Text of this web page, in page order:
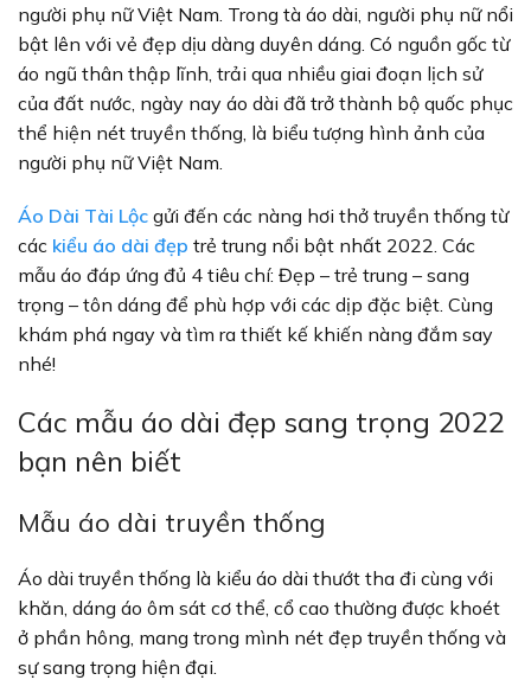
người phụ nữ Việt Nam. Trong tà áo dài, người phụ nữ nổi
bật lên với vẻ đẹp dịu dàng duyên dáng. Có nguồn gốc từ
áo ngũ thân thập lĩnh, trải qua nhiều giai đoạn lịch sử
của đất nước, ngày nay áo dài đã trở thành bộ quốc phục
thể hiện nét truyền thống, là biểu tượng hình ảnh của
người phụ nữ Việt Nam.
Áo Dài Tài Lộc gửi đến các nàng hơi thở truyền thống từ
các kiểu áo dài đẹp trẻ trung nổi bật nhất 2022. Các
mẫu áo đáp ứng đủ 4 tiêu chí: Đẹp – trẻ trung – sang
trọng – tôn dáng để phù hợp với các dịp đặc biệt. Cùng
khám phá ngay và tìm ra thiết kế khiến nàng đắm say
nhé!
Các mẫu áo dài đẹp sang trọng 2022
bạn nên biết
Mẫu áo dài truyền thống
Áo dài truyền thống là kiểu áo dài thướt tha đi cùng với
khăn, dáng áo ôm sát cơ thể, cổ cao thường được khoét
ở phần hông, mang trong mình nét đẹp truyền thống và
sự sang trọng hiện đại.